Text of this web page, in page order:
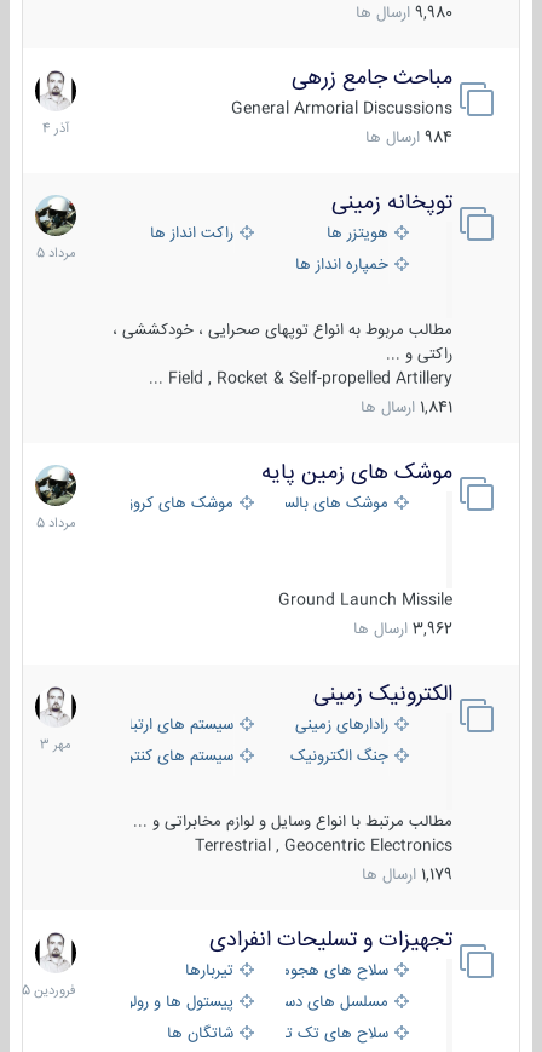
9,980 ارسال ها
مباحث جامع زرهی
General Armorial Discussions
984 ارسال ها
7
آذر
1404
توپخانه زمینی
هویتزر ها
راکت انداز ها
خمپاره انداز ها
مطالب مربوط به انواع توپهای صحرایی ، خودکششی ،
راکتی و ...
Field , Rocket & Self-propelled Artillery ...
1,841 ارسال ها
9
مرداد
1405
موشک های زمین پایه
موشک های بالستیک موشک های کروز
Ground Launch Missile
3,962 ارسال ها
2
مرداد
1405
الکترونیک زمینی
رادارهای زمینی
سیستم های ارتباطی و جمع آوری
جنگ الکترونیک
سیستم های کنترل آتش و تجهیزات
مطالب مرتبط با انواع وسایل و لوازم مخابراتی و ...
Terrestrial , Geocentric Electronics
1,179 ارسال ها
1
مهر
1403
تجهیزات و تسلیحات انفرادی
سلاح های هجومی
تیربارها
مسلسل های دستی
پیستول ها و رولورها
سلاح های تک تیر اندازیشاتگان ها
17
فروردین
1405